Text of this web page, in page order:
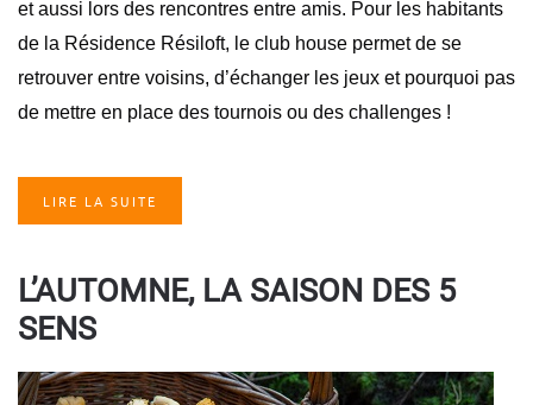
et aussi lors des rencontres entre amis. Pour les habitants
de la Résidence Résiloft, le club house permet de se
retrouver entre voisins, d’échanger les jeux et pourquoi pas
de mettre en place des tournois ou des challenges !
LIRE LA SUITE
L’AUTOMNE, LA SAISON DES 5
SENS